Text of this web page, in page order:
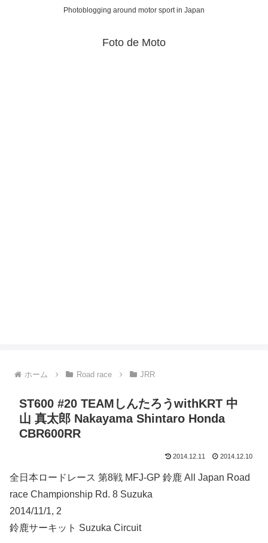
Photoblogging around motor sport in Japan
Foto de Moto
ホーム Road race JRR
ST600 #20 TEAMしんたろうwithKRT 中
山 真太郎 Nakayama Shintaro Honda
CBR600RR
2014.12.11 2014.12.10
全日本ロードレース 第8戦 MFJ-GP 鈴鹿 All Japan Road
race Championship Rd. 8 Suzuka
2014/11/1, 2
鈴鹿サーキット Suzuka Circuit